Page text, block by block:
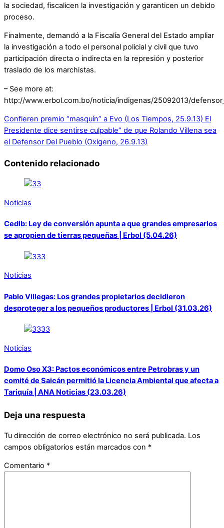
la sociedad, fiscalicen la investigación y garanticen un debido
proceso.
Finalmente, demandó a la Fiscalía General del Estado ampliar
la investigación a todo el personal policial y civil que tuvo
participación directa o indirecta en la represión y posterior
traslado de los marchistas.
– See more at:
http://www.erbol.com.bo/noticia/indigenas/25092013/
Confieren premio “masquín” a Evo (Los Tiempos, 25.9.13) El
Presidente dice sentirse culpable” de que Rolando Villena sea
el Defensor Del Pueblo (Oxigeno, 26.9.13)
Contenido relacionado
Noticias
Cedib: Ley de conversión apunta a que grandes empresarios
se apropien de tierras pequeñas | Erbol (5.04.26)
Noticias
Pablo Villegas: Los grandes propietarios decidieron
desproteger a los pequeños productores | Erbol (31.03.26)
Noticias
Domo Oso X3: Pactos económicos entre Petrobras y un
comité de Saicán permitió la Licencia Ambiental que afecta a
Tariquía | ANA Noticias (23.03.26)
Deja una respuesta
Tu dirección de correo electrónico no será publicada. Los
campos obligatorios están marcados con *
Comentario *